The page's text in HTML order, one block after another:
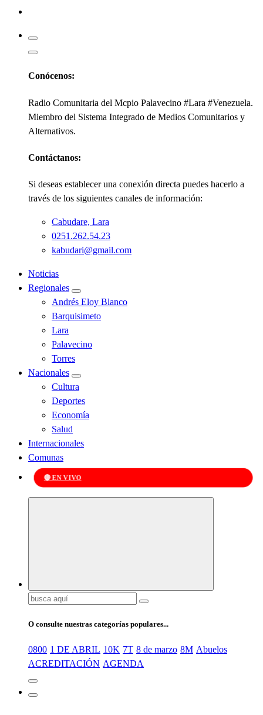
Kabudari
Conócenos:
Radio Comunitaria del Mcpio Palavecino #Lara #Venezuela.
Miembro del Sistema Integrado de Medios Comunitarios y
Alternativos.
Contáctanos:
Si deseas establecer una conexión directa puedes hacerlo a
través de los siguientes canales de información:
Cabudare, Lara
0251.262.54.23
kabudari@gmail.com
Noticias
Regionales
Andrés Eloy Blanco
Barquisimeto
Lara
Palavecino
Torres
Nacionales
Cultura
Deportes
Economía
Salud
Internacionales
Comunas
🔴 EN VIVO
Buscar:
O consulte nuestras categorías populares...
0800 1 DE ABRIL 10K 7T 8 de marzo 8M Abuelos
ACREDITACIÓN AGENDA